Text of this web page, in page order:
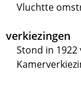
Vluchtte
verkiezingen
Stond in